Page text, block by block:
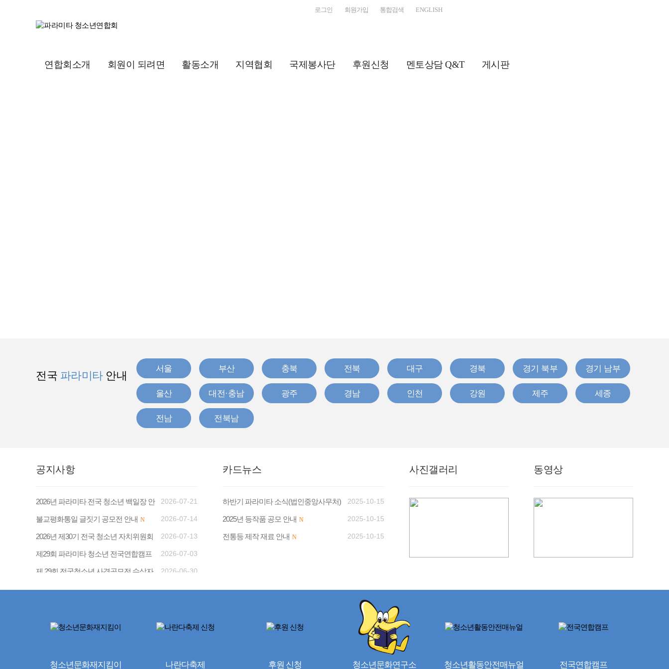
연합회소개 회원이 되려면 활동소개 지역협회 국제봉사단 후원신청 멘토상담 Q&T 게시판
로그인 회원가입 통합검색 ENGLISH
전국 파라미타안내
서울 부산 충북 전북 대구 경북 경기 북부 경기 남부
울산 대전·충남 광주 경남 인천 강원 제주 세종
전남 전북남
공지사항
2026년 파라미타 전국 청소년 백일장 안
내 N
2026-07-21
불교평화통일 글짓기 공모전 안내 N 2026-07-14
2026년 제30기 전국 청소년 자치위원회
회장… N
2026-07-13
제29회 파라미타 청소년 전국연합캠프
참가자 안… N
2026-07-03
제 29회 전국청소년 사경공모전 수상자
발표 N
2026-06-30
카드뉴스
하반기 파라미타 소식(법인중앙사무처)
N
2025-10-15
2025년 등작품 공모 안내 N 2025-10-15
전통등 제작 재료 안내 N 2025-10-15
사진갤러리 동영상
청소년문화재지킴이 나란다축제 후원 신청 청소년문화연구소 청소년활동안전매뉴얼 전국연합캠프